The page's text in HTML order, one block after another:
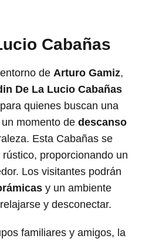
Cabañas
de Arturo Gamiz,
De La Lucio Cabañas
quienes buscan una
momento de descanso
Esta Cabañas se
proporcionando un
Los visitantes podrán
y un ambiente
y desconectar.
familiares y amigos, la